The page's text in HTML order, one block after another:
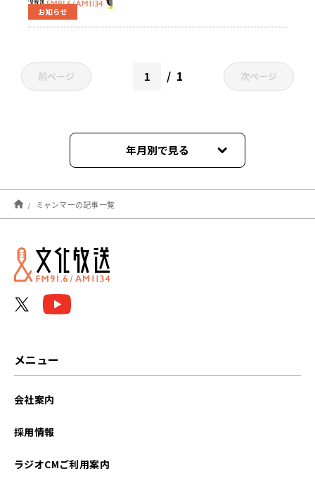
お知らせ
前ページ 1 次ページ
年月別で見る
2026年01月
2025年05月
2025年02月
ミャンマーの記事一覧
メニュー
会社案内
採用情報
ラジオCMご利用案内